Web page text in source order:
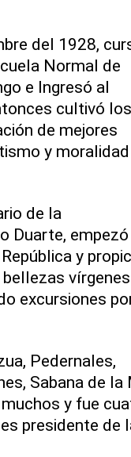
del 1928,
Normal de
e Ingresó al
cultivó los
de mejores
y
de la
Duarte,
y
excursiones
Pedernales,
Sabana de la
y fue
presidente de